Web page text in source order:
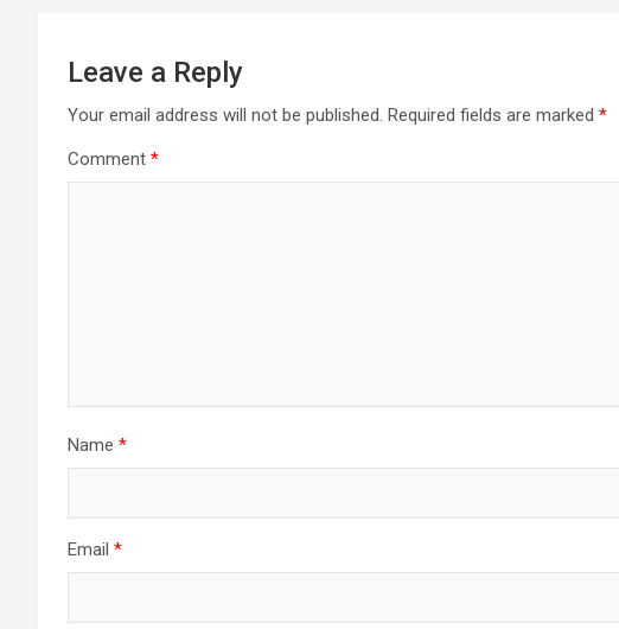
Leave a Reply
Your email address will not be published. Required fields are marked *
Comment *
Name *
Email *